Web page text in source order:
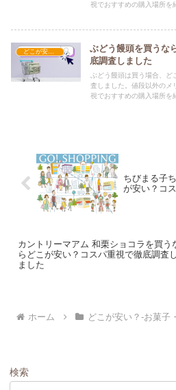
視でおすすめの購入場所を
どこが安い？-お菓子・スイーツ・アイス
ぶどう饅頭を買うな
底調査しました
ぶどう饅頭は買う場合、
査しました。値段以外のメ
視でおすすめの購入場所を
ちびまる子
が安い？コ
カントリーマアム 和栗ショコラを買う
らどこが安い？コスパ重視で徹底調査し
ました
ホーム どこが安い？-お菓子
検索